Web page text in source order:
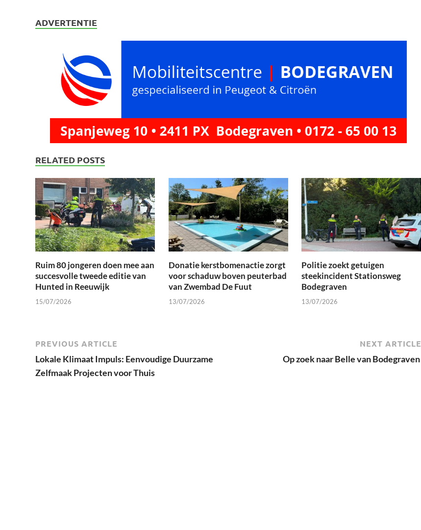
ADVERTENTIE
RELATED POSTS
Ruim 80 jongeren doen mee aan
succesvolle tweede editie van
Hunted in Reeuwijk
15/07/2026
Donatie kerstbomenactie zorgt
voor schaduw boven peuterbad
van Zwembad De Fuut
13/07/2026
Politie zoekt getuigen
steekincident Stationsweg
Bodegraven
13/07/2026
PREVIOUS ARTICLE
Lokale Klimaat Impuls: Eenvoudige Duurzame
Zelfmaak Projecten voor Thuis
NEXT ARTICLE
Op zoek naar Belle van Bodegraven